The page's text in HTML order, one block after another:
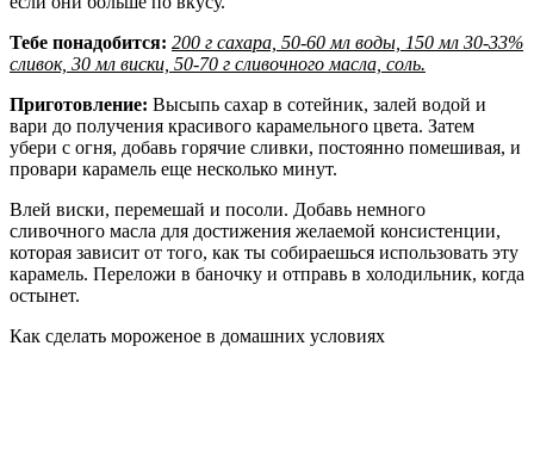
Тебе понадобится: 200 г сахара, 50-60 мл воды, 150 мл 30-33%
сливок, 30 мл виски, 50-70 г сливочного масла, соль.
Приготовление: Высыпь сахар в сотейник, залей водой и
вари до получения красивого карамельного цвета. Затем
убери с огня, добавь горячие сливки, постоянно помешивая, и
провари карамель еще несколько минут.
Влей виски, перемешай и посоли. Добавь немного
сливочного масла для достижения желаемой консистенции,
которая зависит от того, как ты собираешься использовать эту
карамель. Переложи в баночку и отправь в холодильник, когда
остынет.
Как сделать мороженое в домашних условиях